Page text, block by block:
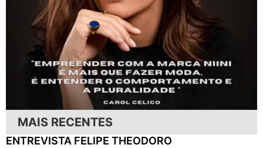
MAIS RECENTES
ENTREVISTA FELIPE THEODORO